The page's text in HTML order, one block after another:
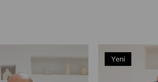
Yeni